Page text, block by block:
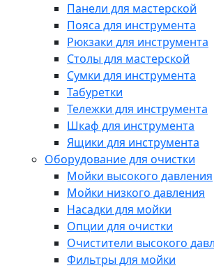
Панели для мастерской
Пояса для инструмента
Рюкзаки для инструмента
Столы для мастерской
Сумки для инструмента
Табуретки
Тележки для инструмента
Шкаф для инструмента
Ящики для инструмента
Оборудование для очистки
Мойки высокого давления
Мойки низкого давления
Насадки для мойки
Опции для очистки
Очистители высокого
Фильтры для мойки